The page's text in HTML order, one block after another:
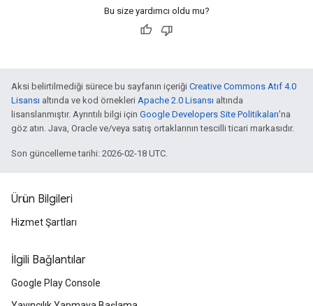
Bu size yardımcı oldu mu?
Aksi belirtilmediği sürece bu sayfanın içeriği Creative Commons Atıf 4.0
Lisansı altında ve kod örnekleri Apache 2.0 Lisansı altında
lisanslanmıştır. Ayrıntılı bilgi için Google Developers Site Politikaları'na
göz atın. Java, Oracle ve/veya satış ortaklarının tescilli ticari markasıdır.
Son güncelleme tarihi: 2026-02-18 UTC.
Ürün Bilgileri
Hizmet Şartları
İlgili Bağlantılar
Google Play Console